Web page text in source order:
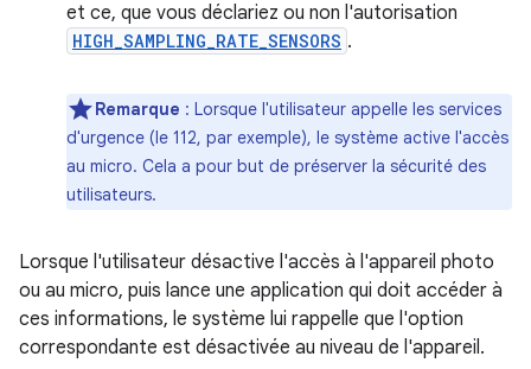
et ce, que vous déclariez ou non l'autorisation
HIGH_SAMPLING_RATE_SENSORS .
Remarque : Lorsque l'utilisateur appelle les services
d'urgence (le 112, par exemple), le système active l'accès
au micro. Cela a pour but de préserver la sécurité des
utilisateurs.
Lorsque l'utilisateur désactive l'accès à l'appareil photo
ou au micro, puis lance une application qui doit accéder à
ces informations, le système lui rappelle que l'option
correspondante est désactivée au niveau de l'appareil.